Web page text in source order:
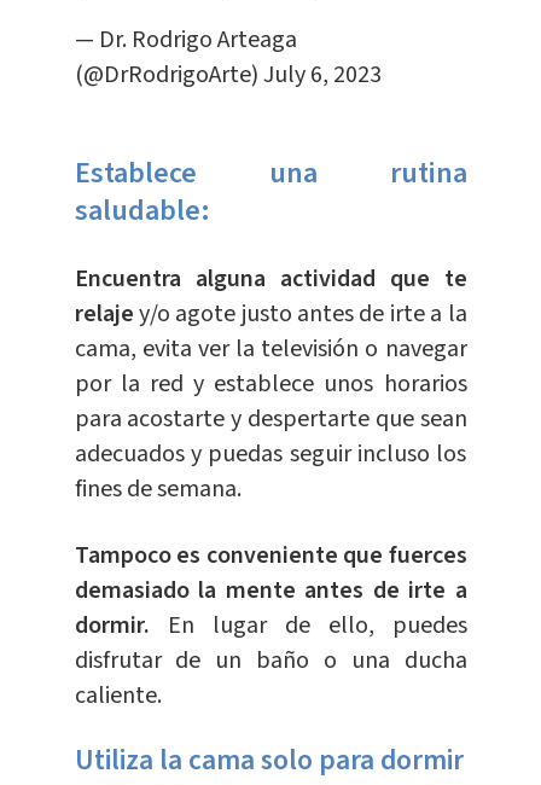
— Dr. Rodrigo Arteaga
(@DrRodrigoArte)July 6, 2023
Establece una rutina
saludable:
Encuentra alguna actividad que te
relajey/o agote justo antes de irte a la
cama, evita ver la televisión o navegar
por la red y establece unos horarios
para acostarte y despertarte que sean
adecuados y puedas seguir incluso los
fines de semana.
Tampoco es conveniente que fuerces
demasiado la mente antes de irte a
dormir. En lugar de ello, puedes
disfrutar de un baño o una ducha
caliente.
Utiliza la cama solo para dormir